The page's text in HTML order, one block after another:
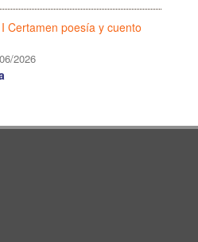
Certamen poesía y cuento
2026